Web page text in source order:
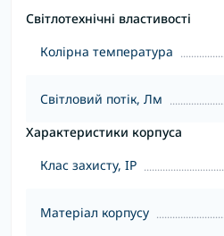
Світлотехнічні властивості
Колірна температура
Світловий потік, Лм
Характеристики корпуса
Клас захисту, IP
Матеріал корпусу